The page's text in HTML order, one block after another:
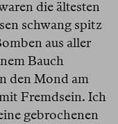
die ältesten
schwang spitz
aus aller
Bauch
den Mond am
Fremdsein. Ich
gebrochenen